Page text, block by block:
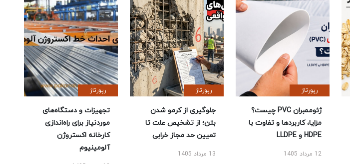
رپورتاژ
ژئوممبران PVC چیست؟
مزایا، کاربردها و تفاوت با
HDPE و LLDPE
12 مرداد 1405
رپورتاژ
جلوگیری از کرمو شدن
بتن؛ از تشخیص علت تا
تعیین حد مجاز خرابی
13 مرداد 1405
رپورتاژ
تجهیزات و دستگاه‌های
موردنیاز برای راه‌اندازی
کارخانه اکستروژن
آلومینیوم